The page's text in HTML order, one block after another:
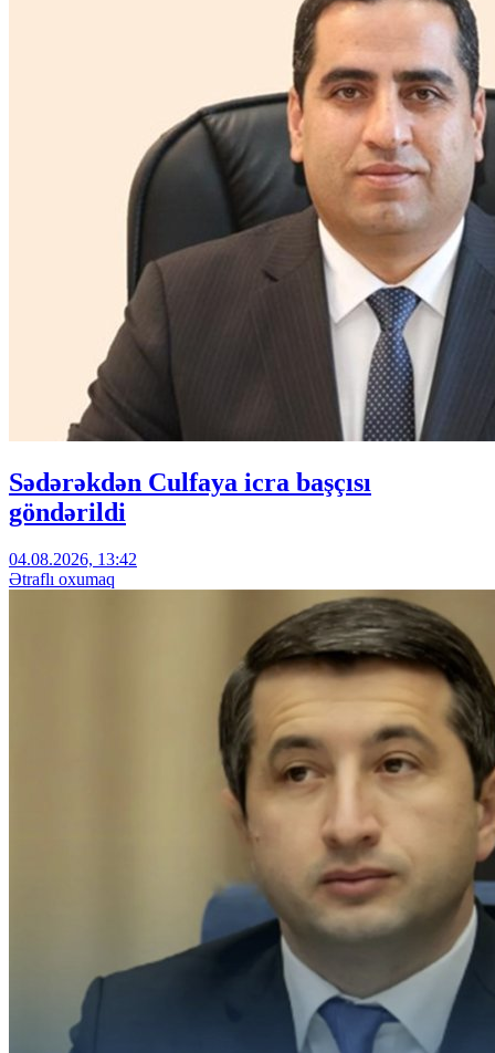
Sədərəkdən Culfaya icra başçısı
göndərildi
04.08.2026, 13:42
Ətraflı oxumaq